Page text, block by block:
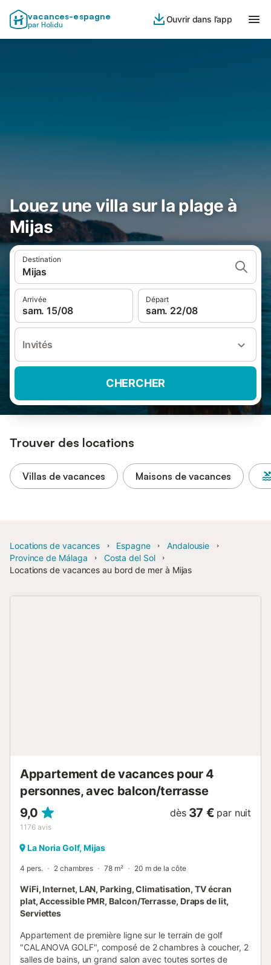
vacances-espagne
par Holidu
Ouvrir dans l’app
Louez une villa sur la plage à
Mijas
Destination
Mijas
Arrivée
sam. 15/08
Départ
sam. 22/08
Invités
CHERCHER
Trouver des locations
Villas de vacances Maisons de vacances
Locations de vacances Espagne
Andalousie
Province de Málaga
Costa del Sol
Locations de vacances au bord de mer à Mijas
Appartement de vacances pour 4
personnes, avec balcon/terrasse
9,0
1176 avis
dès 37 € par nuit
La Noria Golf, Mijas
4 pers. 2 chambres 78 m² 20 m de la côte
WiFi, Internet, LAN, Parking, Climatisation, TV écran
plat, Accessible PMR, Balcon/Terrasse, Draps de lit,
Serviettes
Appartement de première ligne sur le terrain de golf
"CALANOVA GOLF", composé de 2 chambres à coucher, 2
salles de bains, un grand salon avec toutes sortes de